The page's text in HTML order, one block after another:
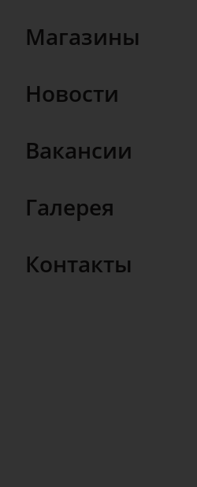
Магазины
Новости
Вакансии
Галерея
Контакты